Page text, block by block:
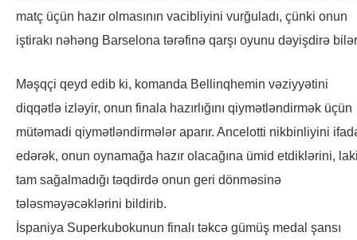
matç üçün hazır olmasının vacibliyini vurğuladı, çünki onun
iştirakı nəhəng Barselona tərəfinə qarşı oyunu dəyişdirə
Məşqçi qeyd edib ki, komanda Bellinqhemin vəziyyətini
diqqətlə izləyir, onun finala hazırlığını qiymətləndirmək üçün
mütəmadi qiymətləndirmələr aparır. Ancelotti nikbinliyini
edərək, onun oynamağa hazır olacağına ümid etdiklərini,
tam sağalmadığı təqdirdə onun geri dönməsinə
tələsməyəcəklərini bildirib.
İspaniya Superkubokunun finalı təkcə gümüş medal şansı